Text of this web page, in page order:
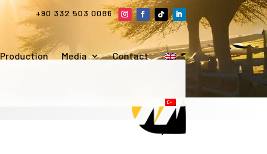
+90 332 503 0086
Production Media Contact